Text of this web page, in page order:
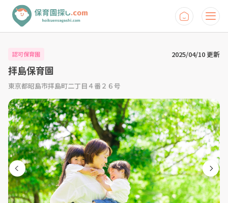
認可保育園 2025/04/10 更新
拝島保育園
東京都昭島市拝島町二丁目４番２６号